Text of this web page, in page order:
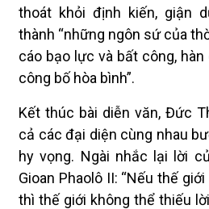
thoát khỏi định kiến, giận
thành “những ngôn sứ của
cáo bạo lực và bất công,
công bố hòa bình”.
Kết thúc bài diễn văn, Đức
cả các đại diện cùng nhau
hy vọng. Ngài nhắc lại lời
Gioan Phaolô II: “Nếu thế
thì thế giới không thể thiếu